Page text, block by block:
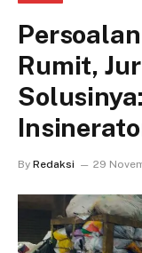
Rumit,
By Redaksi 29